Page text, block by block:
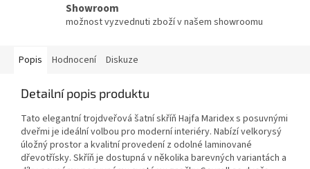
Showroom
možnost vyzvednuti zboží v našem showroomu
Popis Hodnocení Diskuze
Detailní popis produktu
Tato elegantní trojdveřová šatní skříň Hajfa Maridex s posuvnými
dveřmi je ideální volbou pro moderní interiéry. Nabízí velkorysý
úložný prostor a kvalitní provedení z odolné laminované
dřevotřísky. Skříň je dostupná v několika barevných variantách a